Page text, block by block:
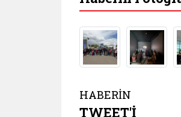
HABERİN
TWEET'İ